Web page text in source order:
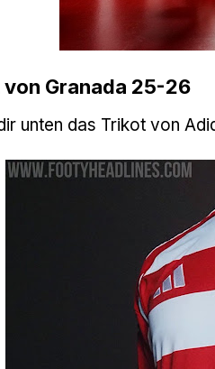
Granada 25-26
unten das Trikot von